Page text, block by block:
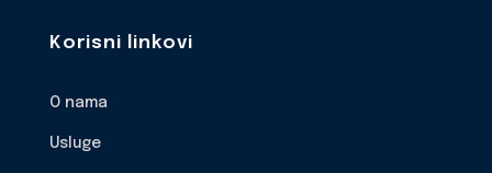
Korisni linkovi
O nama
Usluge